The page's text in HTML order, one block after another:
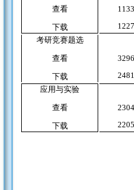
查看
下载
考研竞赛题选
查看
下载
应用与实验
查看
下载